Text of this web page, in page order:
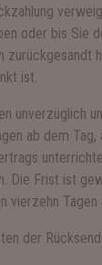
oder bis Sie
zurückgesandt
ist.
unverzüglich
ab dem
Die Frist ist
vierzehn Tagen
der